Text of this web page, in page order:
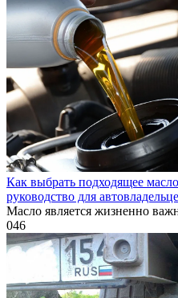
Как выбрать подходящее
руководство для
Масло является жизненно
046